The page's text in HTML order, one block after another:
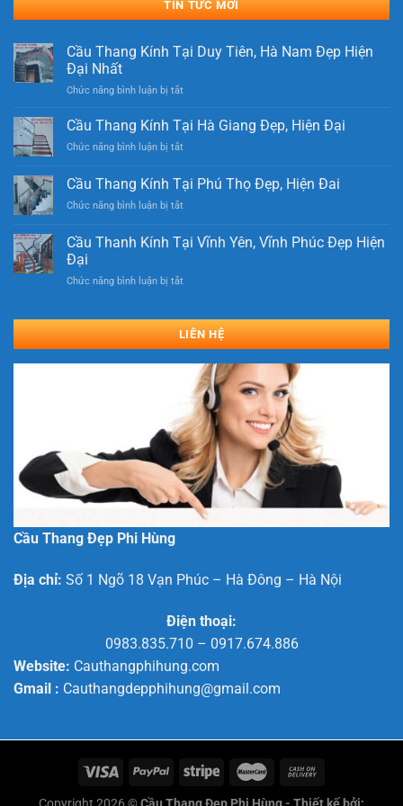
TIN TỨC MỚI
Cầu Thang Kính Tại Duy Tiên, Hà Nam Đẹp Hiện
Đại Nhất
Chức năng bình luận bị tắt
Thang
Kính
Tại
Tiên,
Nam
Hiện
Cầu Thang Kính Tại Hà Giang Đẹp, Hiện Đại
Chức năng bình luận bị tắt
Thang
Kính
Tại
Giang
Đẹp,
Đại
Cầu Thang Kính Tại Phú Thọ Đẹp, Hiện Đai
Chức năng bình luận bị tắt
Thang
Kính
Phú
Hiện
Cầu Thanh Kính Tại Vĩnh Yên, Vĩnh Phúc Đẹp Hiện
Đại
Chức năng bình luận bị tắt
Kính
Tại
Yên,
Vĩnh
Phúc
Đẹp
Hiện
Đại
LIÊN HỆ
Cầu Thang Đẹp Phi Hùng
Địa chỉ: Số 1 Ngõ 18 Vạn Phúc – Hà Đông – Hà Nội
Điện thoại:
0983.835.710 – 0917.674.886
Website: Cauthangphihung.com
Gmail : Cauthangdepphihung@gmail.com